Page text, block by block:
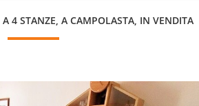
4 STANZE, A CAMPOLASTA, IN VENDITA